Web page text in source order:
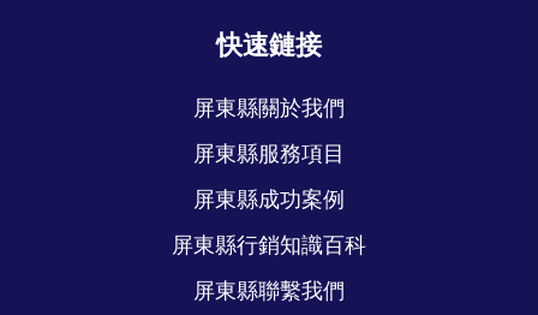
快速鏈接
屏東縣關於我們
屏東縣服務項目
屏東縣成功案例
屏東縣行銷知識百科
屏東縣聯繫我們